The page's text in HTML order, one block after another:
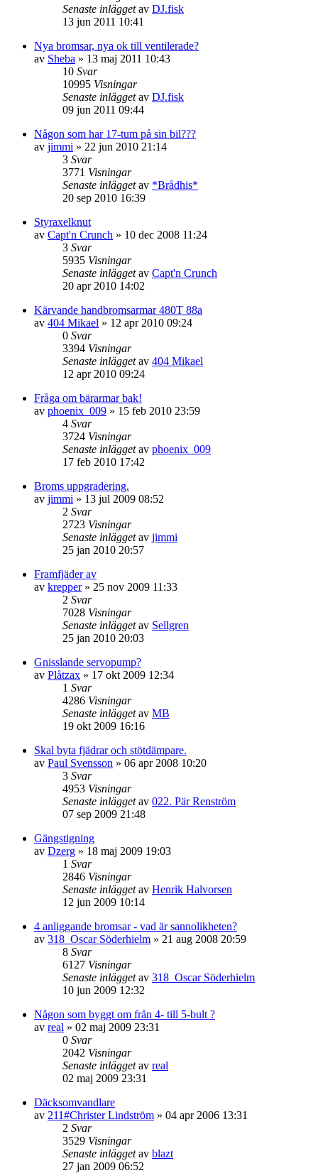
Senaste inläggetav DJ.fisk
13 jun 2011 10:41
Nya bromsar, nya ok till ventilerade?
av Sheba » 13 maj 2011 10:43
10 Svar
10995 Visningar
Senaste inläggetav DJ.fisk
09 jun 2011 09:44
Någon som har 17-tum på sin bil???
av jimmi » 22 jun 2010 21:14
3 Svar
3771 Visningar
Senaste inläggetav *Brådhis*
20 sep 2010 16:39
Styraxelknut
av Capt'n Crunch » 10 dec 2008 11:24
3 Svar
5935 Visningar
Senaste inläggetav Capt'n Crunch
20 apr 2010 14:02
Kärvande handbromsarmar 480T 88a
av 404 Mikael » 12 apr 2010 09:24
0 Svar
3394 Visningar
Senaste inläggetav 404 Mikael
12 apr 2010 09:24
Fråga om bärarmar bak!
av phoenix_009 » 15 feb 2010 23:59
4 Svar
3724 Visningar
Senaste inläggetav phoenix_009
17 feb 2010 17:42
Broms uppgradering.
av jimmi » 13 jul 2009 08:52
2 Svar
2723 Visningar
Senaste inläggetav jimmi
25 jan 2010 20:57
Framfjäder av
av krepper» 25 nov 2009 11:33
2 Svar
7028 Visningar
Senaste inläggetav Sellgren
25 jan 2010 20:03
Gnisslande servopump?
av Plåtzax » 17 okt 2009 12:34
1 Svar
4286 Visningar
Senaste inläggetav MB
19 okt 2009 16:16
Skal byta fjädrar och stötdämpare.
av Paul Svensson » 06 apr 2008 10:20
3 Svar
4953 Visningar
Senaste inläggetav 022. Pär Renström
07 sep 2009 21:48
Gängstigning
av Dzerg » 18 maj 2009 19:03
1 Svar
2846 Visningar
Senaste inläggetav Henrik Halvorsen
12 jun 2009 10:14
4 anliggande bromsar - vad är sannolikheten?
av 318_Oscar Söderhielm » 21 aug 2008 20:59
8 Svar
6127 Visningar
Senaste inläggetav 318_Oscar Söderhielm
10 jun 2009 12:32
Någon som byggt om från 4- till 5-bult ?
av real » 02 maj 2009 23:31
0 Svar
2042 Visningar
Senaste inläggetav real
02 maj 2009 23:31
Däcksomvandlare
av 211#Christer Lindström » 04 apr 2006 13:31
2 Svar
3529 Visningar
Senaste inläggetav blazt
27 jan 2009 06:52